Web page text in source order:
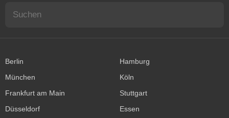
Berlin
Hamburg
München
Köln
Frankfurt am Main
Stuttgart
Düsseldorf
Essen